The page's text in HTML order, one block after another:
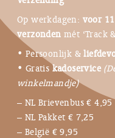
Op werkdagen: voor
verzonden mét ‘Track
• Persoonlijk &
• Gratis kadoservice
winkelmandje)
– NL Brievenbus € 4,95
– NL Pakket € 7,25
– België € 9,95